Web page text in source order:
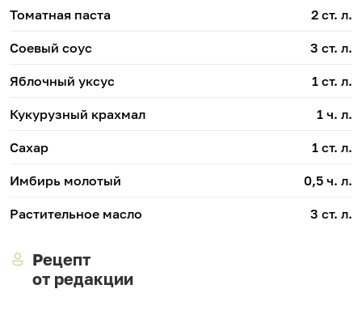
Томатная паста 2 ст. л.
Соевый соус 3 ст. л.
Яблочный уксус 1 ст. л.
Кукурузный крахмал 1 ч. л.
Сахар 1 ст. л.
Имбирь молотый 0,5 ч. л.
Растительное масло 3 ст. л.
Рецепт
от редакции